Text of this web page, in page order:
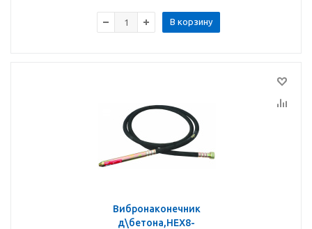
В корзину
Вибронаконечник
д\бетона,HEX8-